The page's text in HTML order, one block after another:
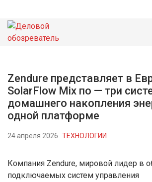
НОВОСТИ
Zendure представляет в
SolarFlow Mix по — три
домашнего накопления
одной платформе
24 апреля 2026 ТЕХНОЛОГИИ
Компания Zendure, мировой лидер в
подключаемых систем управления